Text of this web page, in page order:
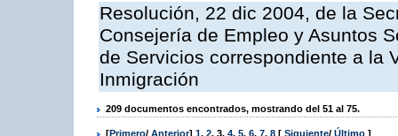
Resolución, 22 dic 2004, de la
Consejería de Empleo y Asuntos
de Servicios correspondiente a la
Inmigración
209 documentos encontrados, mostrando del 51 al 75.
[Primero/ Anterior] 1, 2, 3, 4, 5, 6, 7, 8 [ Siguiente/ Último ]